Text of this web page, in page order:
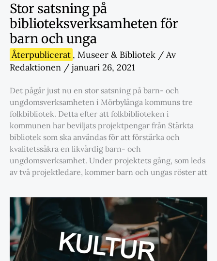
Stor satsning på
biblioteksverksamheten för
barn och unga
Återpublicerat , Museer & Bibliotek / Av
Redaktionen / januari 26, 2021
Det pågår just nu en stor satsning på barn- och
ungdomsverksamheten i Mörbylånga kommuns tre
folkbibliotek. Detta efter att folkbiblioteken i
kommunen har beviljats projektpengar från Stärkta
bibliotek som ska användas för att förstärka och
kvalitetssäkra en likvärdig barn- och
ungdomsverksamhet. Under projektets gång, som leds
av två projektledare, kommer barn och ungas röster att